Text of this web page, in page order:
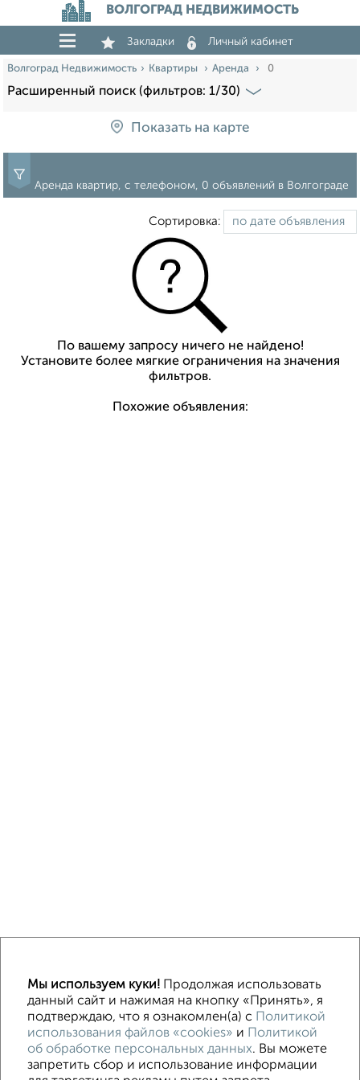
ВОЛГОГРАД НЕДВИЖИМОСТЬ
Закладки Личный кабинет
Волгоград Недвижимость Квартиры Аренда 0
Расширенный поиск (фильтров: 1/30)
Показать на карте
Аренда квартир, с телефоном, 0 объявлений в Волгограде
Сортировка:
По вашему запросу ничего не найдено!
Установите более мягкие ограничения на значения
фильтров.
Похожие объявления:
Однокомнатные Двухкомнатные
Без посредников
На длительный срок На сутки Без мебели
Контакты
Политика конфиденциальности
Пользовательское соглашение
Волгоград, улица Огарёва 15
© 2015–2026
Сайт-доска объявлений недвижимости
Мы используем куки!Продолжая использовать
данный сайт и нажимая на кнопку «Принять», я
подтверждаю, что я ознакомлен(а) с Политикой
использования файлов «cookies» и Политикой
об обработке персональных данных. Вы можете
запретить сбор и использование информации